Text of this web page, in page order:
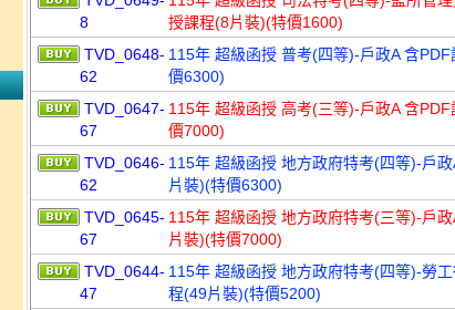
8
授課程(8片裝)(特價1600)
TVD_0648-
62
115年 超級函授 普考(四等)-戶政A 含
價6300)
TVD_0647-
67
115年 超級函授 高考(三等)-戶政A 含
價7000)
TVD_0646-
62
115年 超級函授 地方政府特考(四等)-戶
片裝)(特價6300)
TVD_0645-
67
115年 超級函授 地方政府特考(三等)-戶
片裝)(特價7000)
TVD_0644-
47
115年 超級函授 地方政府特考(四等)-勞
程(49片裝)(特價5200)